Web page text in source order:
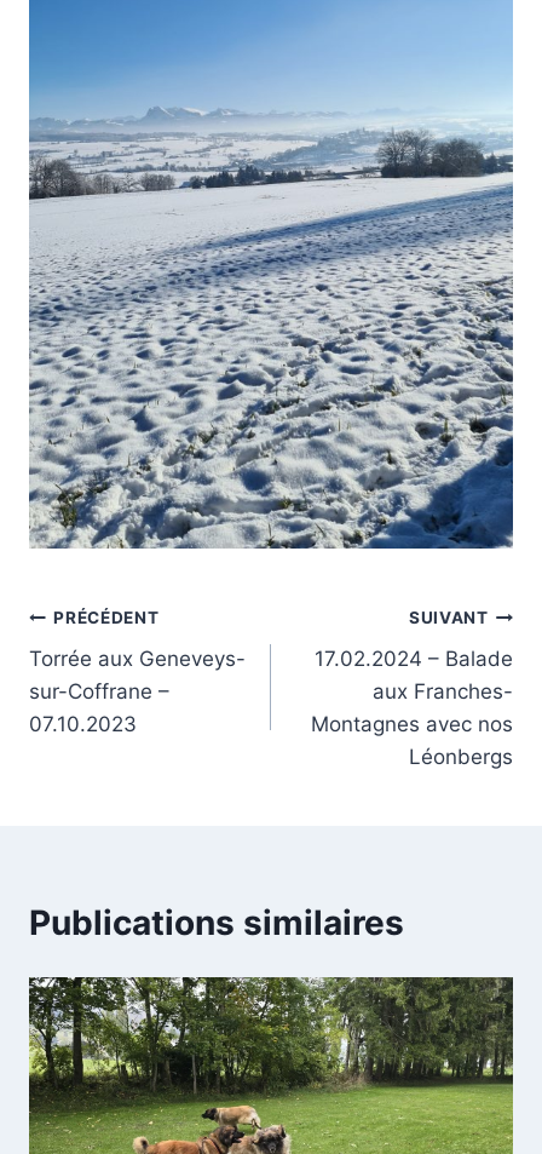
Navigation
de
l’article
PRÉCÉDENT
Torrée aux Geneveys-
sur-Coffrane –
07.10.2023
SUIVANT
17.02.2024 – Balade
aux Franches-
Montagnes avec nos
Léonbergs
Publications similaires